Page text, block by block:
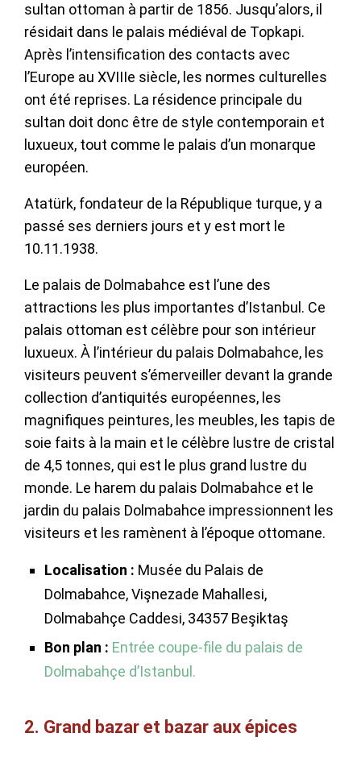
sultan ottoman à partir de 1856. Jusqu’alors, il
résidait dans le palais médiéval de Topkapi.
Après l’intensification des contacts avec
l’Europe au XVIIIe siècle, les normes culturelles
ont été reprises. La résidence principale du
sultan doit donc être de style contemporain et
luxueux, tout comme le palais d’un monarque
européen.
Atatürk, fondateur de la République turque, y a
passé ses derniers jours et y est mort le
10.11.1938.
Le palais de Dolmabahce est l’une des
attractions les plus importantes d’Istanbul. Ce
palais ottoman est célèbre pour son intérieur
luxueux. À l’intérieur du palais Dolmabahce, les
visiteurs peuvent s’émerveiller devant la grande
collection d’antiquités européennes, les
magnifiques peintures, les meubles, les tapis de
soie faits à la main et le célèbre lustre de cristal
de 4,5 tonnes, qui est le plus grand lustre du
monde. Le harem du palais Dolmabahce et le
jardin du palais Dolmabahce impressionnent les
visiteurs et les ramènent à l’époque ottomane.
Localisation : Musée du Palais de
Dolmabahce, Vişnezade Mahallesi,
Dolmabahçe Caddesi, 34357 Beşiktaş
Bon plan : Entrée coupe-file du palais de
Dolmabahçe d’Istanbul.
2. Grand bazar et bazar aux épices